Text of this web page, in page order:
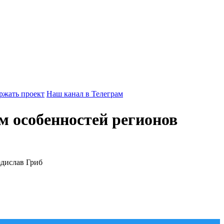
проект Наш канал в Телеграм
регионов
Гриб